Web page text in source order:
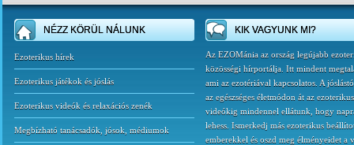
NÉZZ KÖRÜL NÁLUNK
Ezoterikus hírek
Ezoterikus játékok és jóslás
Ezoterikus videók és relaxációs zenék
Megbízható tanácsadók, jósok, médiumok
KIK VAGYUNK MI?
Az EZOMánia az ország legújabb
közösségi hírportálja. Itt mindent
ami az ezotériával kapcsolatos. A
az egészséges életmódon át az ezoterikus
videókig mindennel ellátunk, hogy
lehess. Ismerkedj más ezoterikus
emberekkel és oszd meg élményeidet a